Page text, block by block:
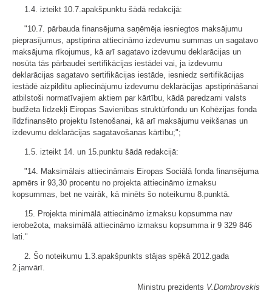
1.4. izteikt 10.7.apakšpunktu šādā redakcijā:
"10.7. pārbauda finansējuma saņēmēja iesniegtos maksājumu
pieprasījumus, apstiprina attiecināmo izdevumu summas un sagatavo
maksājuma rīkojumus, kā arī sagatavo izdevumu deklarācijas un
nosūta tās pārbaudei sertifikācijas iestādei vai, ja izdevumu
deklarācijas sagatavo sertifikācijas iestāde, iesniedz sertifikācijas
iestādē aizpildītu apliecinājumu izdevumu deklarācijas apstiprināšanai
atbilstoši normatīvajiem aktiem par kārtību, kādā paredzami valsts
budžeta līdzekļi Eiropas Savienības struktūrfondu un Kohēzijas fonda
līdzfinansēto projektu īstenošanai, kā arī maksājumu veikšanas un
izdevumu deklarācijas sagatavošanas kārtību;";
1.5. izteikt 14. un 15.punktu šādā redakcijā:
"14. Maksimālais attiecināmais Eiropas Sociālā fonda finansējuma
apmērs ir 93,30 procentu no projekta attiecināmo izmaksu
kopsummas, bet ne vairāk, kā minēts šo noteikumu 8.punktā.
15. Projekta minimālā attiecināmo izmaksu kopsumma nav
ierobežota, maksimālā attiecināmo izmaksu kopsumma ir 9 329 846
lati."
2. Šo noteikumu 1.3.apakšpunkts stājas spēkā 2012.gada
2.janvārī.
Ministru prezidents V.Dombrovskis